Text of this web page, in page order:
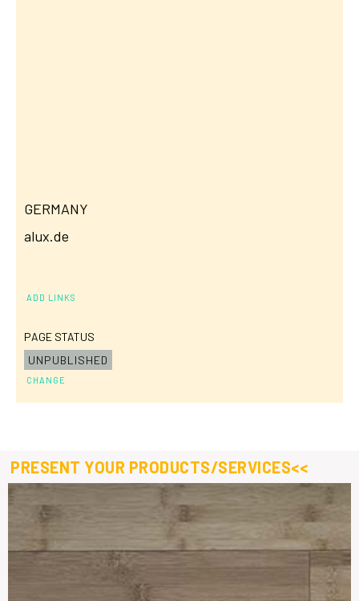
GERMANY
alux.de
ADD LINKS
PAGE STATUS
UNPUBLISHED
CHANGE
PRESENT YOUR PRODUCTS/SERVICES<<